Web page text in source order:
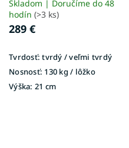
t
o
v
Skladom | Doručíme do 48
hodín (>3 ks)
289 €
Tvrdosť: tvrdý / veľmi tvrdý
Nosnosť: 130 kg / lôžko
Výška: 21 cm